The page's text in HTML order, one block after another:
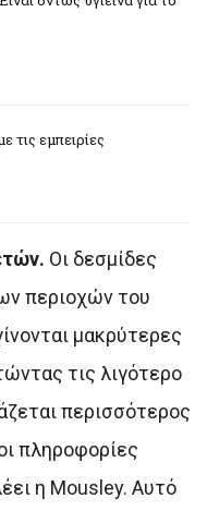
τις εμπειρίες
Οι δεσμίδες
περιοχών του
μακρύτερες
τις λιγότερο
περισσότερος
πληροφορίες
η Mousley. Αυτό